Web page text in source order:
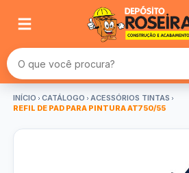
Buscar produtos
INÍCIO CATÁLOGO
ACESSÓRIOS TINTAS
REFIL DE PAD PARA PINTURA AT750/55